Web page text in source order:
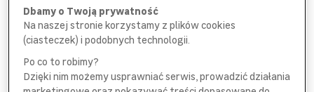
POROZMAWIAJ
z pracownikiem działu rekrutacji
Dbamy o Twoją prywatność
Na naszej stronie korzystamy z plików cookies
(ciasteczek) i podobnych technologii.
Po co to robimy?
Dzięki nim możemy usprawniać serwis, prowadzić działania